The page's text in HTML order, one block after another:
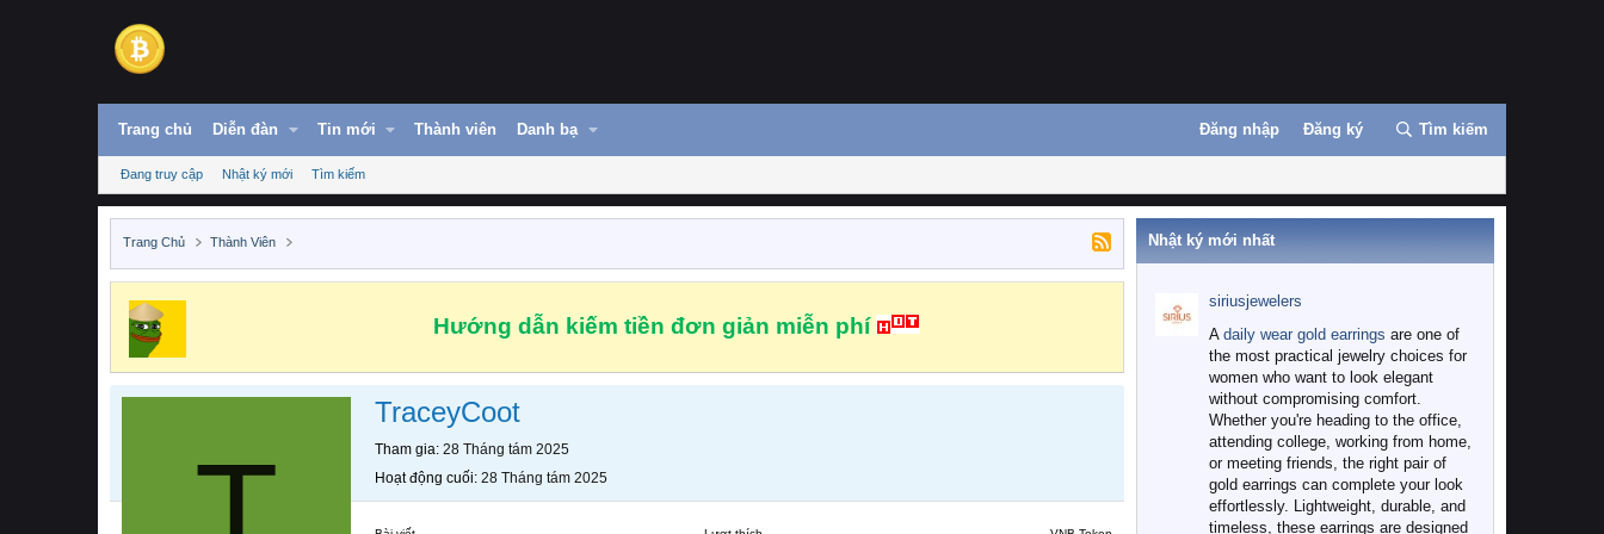
Trang chủ Diễn đàn Tin mới Thành viên Danh bạ Đăng nhập Đăng ký Tìm kiếm
Đang truy cập Nhật ký mới Tìm kiếm
Trang Chủ Thành Viên
Hướng dẫn kiếm tiền đơn giản miễn phí
TraceyCoot
Tham gia 28 Tháng tám 2025
Hoạt động cuối 28 Tháng tám 2025
Nhật ký mới nhất
siriusjewelers
A daily wear gold earrings are one of
the most practical jewelry choices for
women who want to look elegant
without compromising comfort.
Whether you're heading to the office,
attending college, working from home,
or meeting friends, the right pair of
gold earrings can complete your look
effortlessly. Lightweight, durable, and
timeless, these earrings are designed